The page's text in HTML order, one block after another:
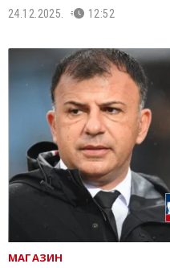
24.12.2025. 12:52
МАГАЗИН